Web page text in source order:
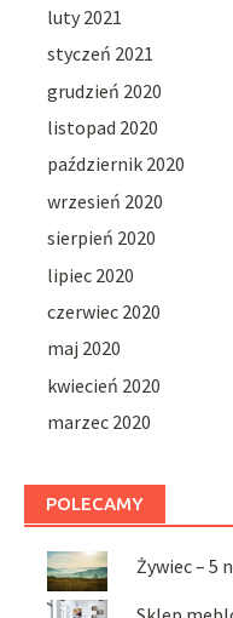
luty 2021
styczeń 2021
grudzień 2020
listopad 2020
październik 2020
wrzesień 2020
sierpień 2020
lipiec 2020
czerwiec 2020
maj 2020
kwiecień 2020
marzec 2020
POLECAMY
Żywiec – 5